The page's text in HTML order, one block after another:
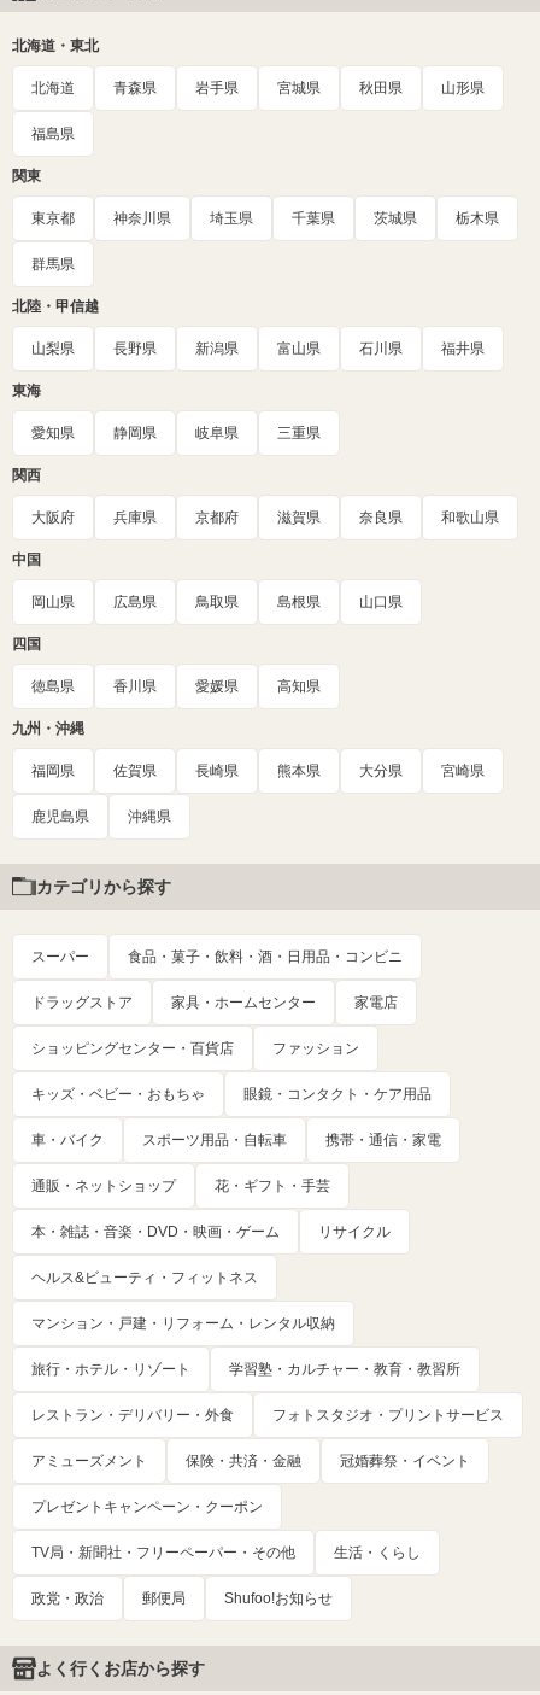
北海道・東北
北海道 青森県 岩手県 宮城県 秋田県 山形県
福島県
関東
東京都 神奈川県 埼玉県 千葉県 茨城県 栃木県
群馬県
北陸・甲信越
山梨県 長野県 新潟県 富山県 石川県 福井県
東海
愛知県 静岡県 岐阜県 三重県
関西
大阪府 兵庫県 京都府 滋賀県 奈良県 和歌山県
中国
岡山県 広島県 鳥取県 島根県 山口県
四国
徳島県 香川県 愛媛県 高知県
九州・沖縄
福岡県 佐賀県 長崎県 熊本県 大分県 宮崎県
鹿児島県 沖縄県
カテゴリから探す
スーパー 食品・菓子・飲料・酒・日用品・コンビニ
ドラッグストア 家具・ホームセンター 家電店
ショッピングセンター・百貨店 ファッション
キッズ・ベビー・おもちゃ 眼鏡・コンタクト・ケア用品
車・バイク スポーツ用品・自転車 携帯・通信・家電
通販・ネットショップ 花・ギフト・手芸
本・雑誌・音楽・DVD・映画・ゲーム リサイクル
ヘルス&ビューティ・フィットネス
マンション・戸建・リフォーム・レンタル収納
旅行・ホテル・リゾート 学習塾・カルチャー・教育・教習所
レストラン・デリバリー・外食 フォトスタジオ・プリントサービス
アミューズメント 保険・共済・金融 冠婚葬祭・イベント
プレゼントキャンペーン・クーポン
TV局・新聞社・フリーペーパー・その他 生活・くらし
政党・政治 郵便局 Shufoo!お知らせ
よく行くお店から探す